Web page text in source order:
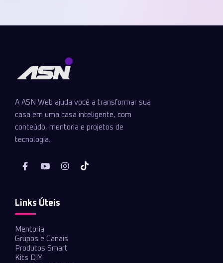
A ASN Web ajuda você a transformar sua
casa em uma casa inteligente, com
conteúdo, mentoria e projetos de
tecnologia.
Links Úteis
Mentoria
Grupos e Canais
Produtos Smart
Kits DIY